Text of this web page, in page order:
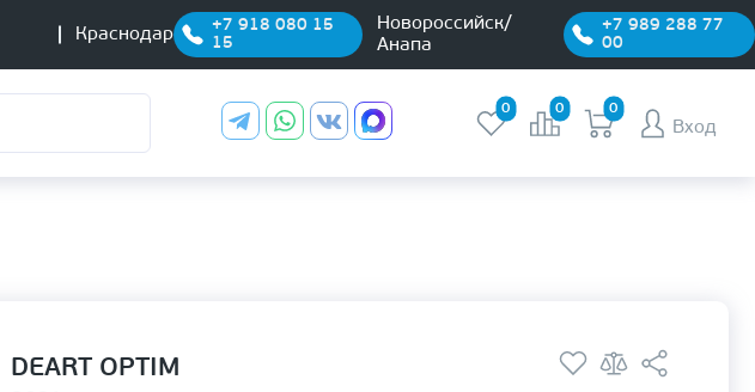
Краснодар
+7 918 080 15
15
Новороссийск/
Анапа
+7 989 288 77
00
0 0 0
Вход
DEART OPTIM